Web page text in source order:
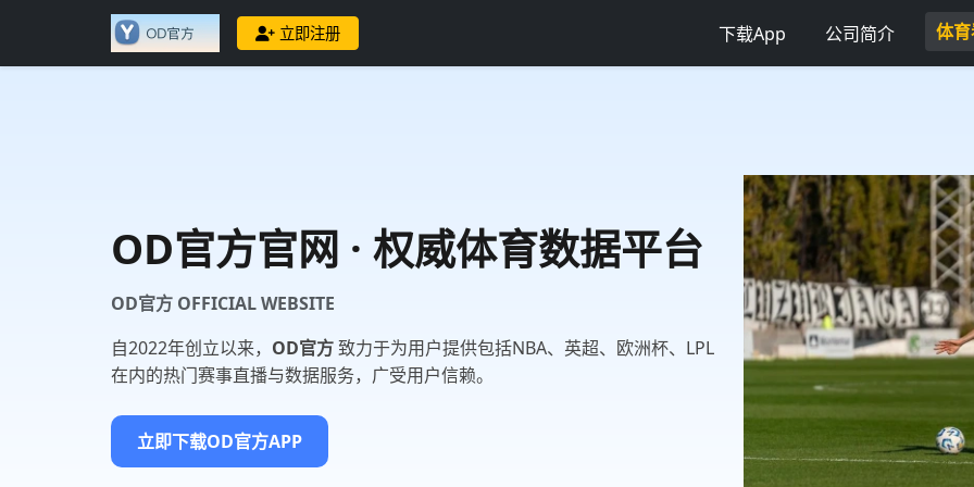
立即注册 下载App 公司简介 体
OD官方官网 · 权威体育数据平台
OD官方 OFFICIAL WEBSITE
自2022年创立以来， OD官方致力于为用户提供包括NBA、英超、欧洲杯、LPL
在内的热门赛事直播与数据服务，广受用户信赖。
立即下载OD官方APP